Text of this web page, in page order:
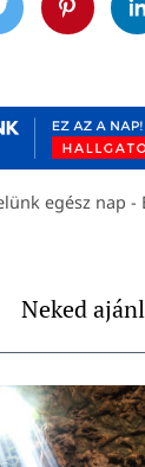
egész nap -
Neked